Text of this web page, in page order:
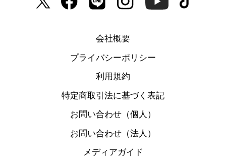
会社概要
プライバシーポリシー
利用規約
特定商取引法に基づく表記
お問い合わせ（個人）
お問い合わせ（法人）
メディアガイド